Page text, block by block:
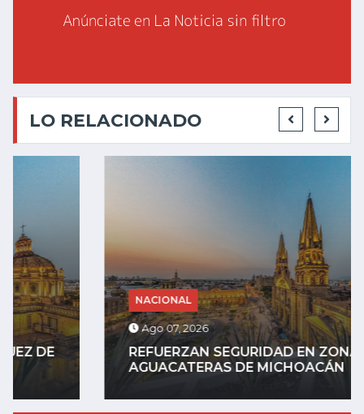
LO RELACIONADO
NACIONAL
Ago 07, 2026
REFUERZAN SEGURIDAD EN ZONAS
AGUACATERAS DE MICHOACÁN